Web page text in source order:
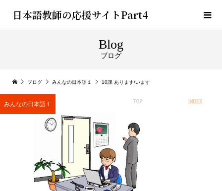
日本語教師の応援サイトPart4
Blog
ブログ
ブログ みんなの日本語１ 10課 あります/います
みんなの日本語１